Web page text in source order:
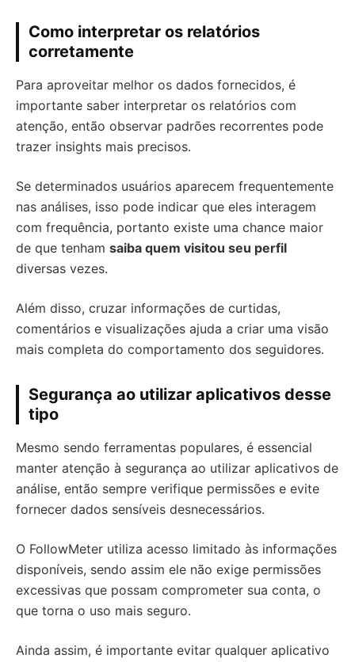
Como interpretar os relatórios
corretamente
Para aproveitar melhor os dados fornecidos, é
importante saber interpretar os relatórios com
atenção, então observar padrões recorrentes pode
trazer insights mais precisos.
Se determinados usuários aparecem frequentemente
nas análises, isso pode indicar que eles interagem
com frequência, portanto existe uma chance maior
de que tenham saiba quem visitou seu perfil
diversas vezes.
Além disso, cruzar informações de curtidas,
comentários e visualizações ajuda a criar uma visão
mais completa do comportamento dos seguidores.
Segurança ao utilizar aplicativos desse
tipo
Mesmo sendo ferramentas populares, é essencial
manter atenção à segurança ao utilizar aplicativos de
análise, então sempre verifique permissões e evite
fornecer dados sensíveis desnecessários.
O FollowMeter utiliza acesso limitado às informações
disponíveis, sendo assim ele não exige permissões
excessivas que possam comprometer sua conta, o
que torna o uso mais seguro.
Ainda assim, é importante evitar qualquer aplicativo